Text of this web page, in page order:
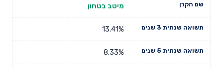
מיטב בטחון
13.41%
8.33%